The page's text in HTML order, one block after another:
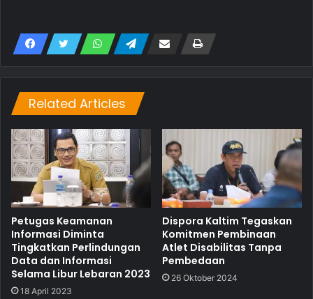
Related Articles
Petugas Keamanan
Informasi Diminta
Tingkatkan Perlindungan
Data dan Informasi
Selama Libur Lebaran 2023
18 April 2023
Dispora Kaltim Tegaskan
Komitmen Pembinaan
Atlet Disabilitas Tanpa
Pembedaan
26 Oktober 2024